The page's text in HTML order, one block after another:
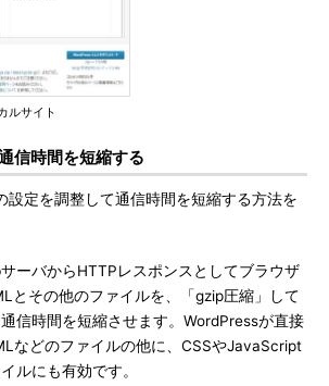
ルサイト
信時間を短縮する
定を調整して通信時間を短縮する方法を
ーバからHTTPレスポンスとしてブラウザ
とその他のファイルを、「gzip圧縮」して
信時間を短縮させます。WordPressが直接
などのファイルの他に、CSSやJavaScript
ルにも有効です。